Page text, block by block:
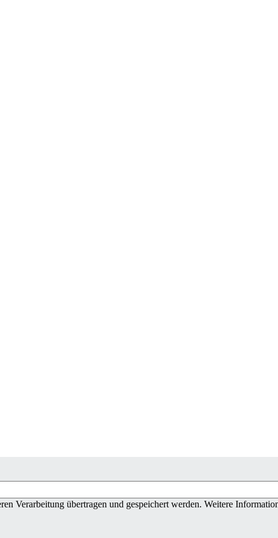
Verarbeitung übertragen und gespeichert werden. Weitere